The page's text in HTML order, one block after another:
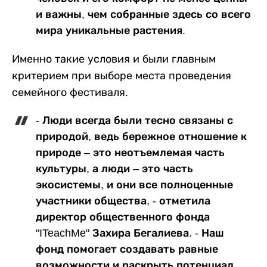
и важны, чем собранные здесь со всего
мира уникальные растения.
Именно такие условия и были главным
критерием при выборе места проведения
семейного фестиваля.
- Люди всегда были тесно связаны с
природой, ведь бережное отношение к
природе – это неотъемлемая часть
культуры, а люди – это часть
экосистемы, и они все полноценные
участники общества, - отметила
директор общественного фонда
"ITeachMe" Захира Бегалиева. - Наш
фонд помогает создавать равные